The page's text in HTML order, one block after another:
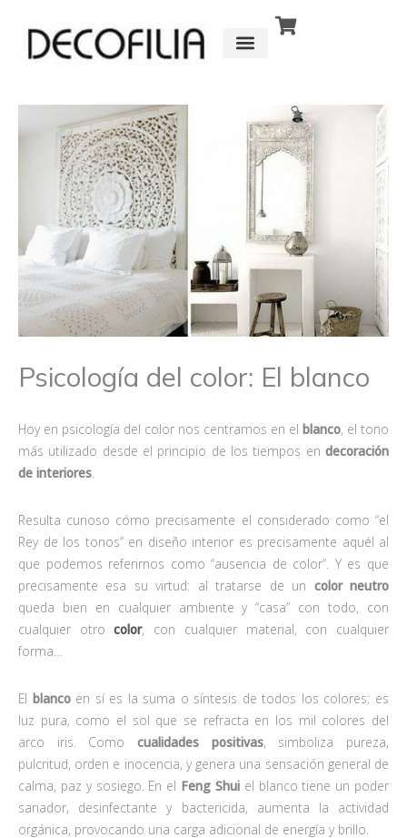
contenido
Psicología del color: El blanco
Hoy en psicología del color nos centramos en el blanco, el tono
más utilizado desde el principio de los tiempos en decoración
de interiores
Resulta curioso cómo precisamente el considerado como “el
Rey de los tonos” en diseño interior es precisamente aquél al
que podemos referirnos como “ausencia de color”. Y es que
precisamente esa su virtud: al tratarse de un color neutro
queda bien en cualquier ambiente y “casa” con todo, con
cualquier otrocolor, con cualquier material, con cualquier
forma…
El blancoen sí es la suma o síntesis de todos los colores: es
luz pura, como el sol que se refracta en los mil colores del
arco iris. Como cualidades positivas, simboliza pureza,
pulcritud, orden e inocencia, y genera una sensación general de
calma, paz y sosiego. En el Feng Shuiel blanco tiene un poder
sanador, desinfectante y bactericida, aumenta la actividad
orgánica, provocando una carga adicional de energía y brillo.